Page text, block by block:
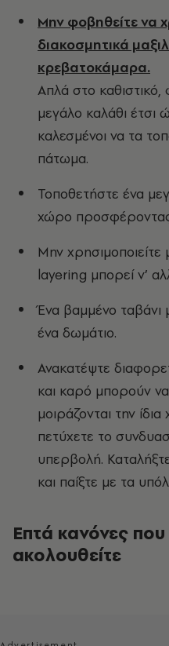
Μην φοβηθείτε να
διακοσμητικά
κρεβατοκάμαρα.
Απλά στο καθιστικό,
μεγάλο καλάθι έτσι
καλεσμένοι να τα
πάτωμα.
Τοποθετήστε ένα
χώρο
Μην
layering μπορεί ν’
Ένα βαμμένο
ένα δωμάτιο.
Ανακατέψτε
και καρό μπορούν
μοιράζονται την
πετύχετε το
υπερβολή.
και παίξτε με τα
Επτά κανόνες που
ακολουθείτε